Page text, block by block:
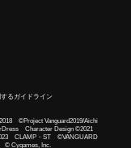
るガイドライン
©Project Vanguard2019/Aichi
Character Design ©2021
CLAMP・ST ©VANGUARD
© Cygames, Inc.